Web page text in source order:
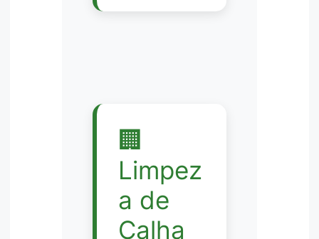
🏢
Limpez
a de
Calha